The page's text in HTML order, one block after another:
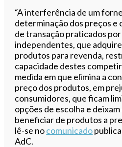
“A interferência de um
determinação dos preços e
de transação praticados
independentes, que
produtos para revenda,
capacidade destes
medida em que elimina a
preço dos produtos, em
consumidores, que ficam
opções de escolha e
beneficiar de produtos a
lê-se nocomunicado
AdC.